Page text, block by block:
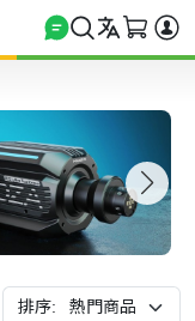
排序: